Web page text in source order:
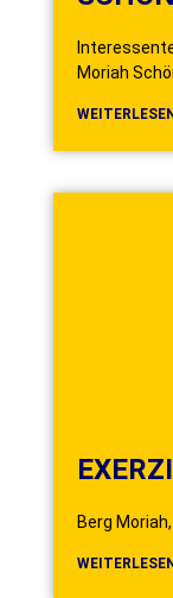
Moriah
Berg